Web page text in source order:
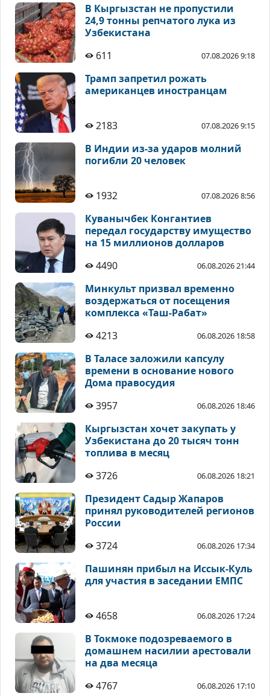
В Кыргызстан не пропустили
24,9 тонны репчатого лука из
Узбекистана
611
07.08.2026 9:18
Трамп запретил рожать
американцев иностранцам
2183 07.08.2026 9:15
В Индии из-за ударов молний
погибли 20 человек
1932 07.08.2026 8:56
Куванычбек Конгантиев
передал государству имущество
на 15 миллионов долларов
4490
06.08.2026 21:44
Минкульт призвал временно
воздержаться от посещения
комплекса «Таш-Рабат»
4213
06.08.2026 18:58
В Таласе заложили капсулу
времени в основание нового
Дома правосудия
3957
06.08.2026 18:46
Кыргызстан хочет закупать у
Узбекистана до 20 тысяч тонн
топлива в месяц
3726
06.08.2026 18:21
Президент Садыр Жапаров
принял руководителей регионов
России
3724
06.08.2026 17:34
Пашинян прибыл на Иссык-Куль
для участия в заседании ЕМПС
4658 06.08.2026 17:24
В Токмоке подозреваемого в
домашнем насилии арестовали
на два месяца
4767
06.08.2026 17:10